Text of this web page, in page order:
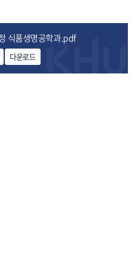
홍보
식품생명공학과.pdf
다운로드